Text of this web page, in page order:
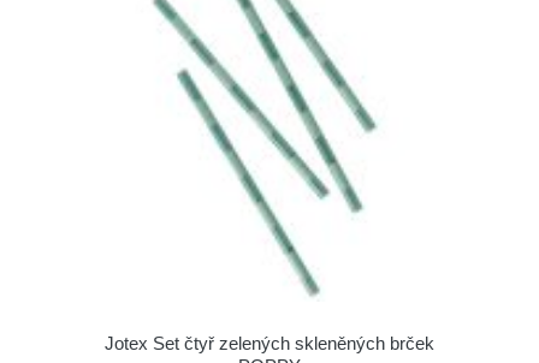
Jotex Set čtyř zelených skleněných brček